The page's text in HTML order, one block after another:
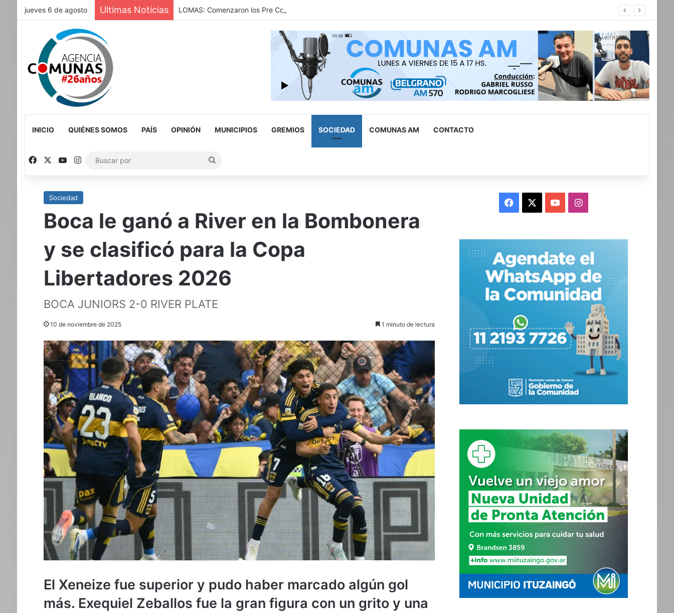
jueves 6 de agosto Ultimas Noticias LOMAS: Comenzaron los Pre Congresos Territoriales de la Comunidad 2026
INICIO QUIÉNES SOMOS PAÍS OPINIÓN MUNICIPIOS GREMIOS SOCIEDAD COMUNAS AM CONTACTO
FacebookYouTube
Instagram
por
Sociedad
Boca le ganó a River en la Bombonera
y se clasificó para la Copa
Libertadores 2026
BOCA JUNIORS 2-0 RIVER PLATE
10 de noviembre de 2025 1 minuto de lectura
El Xeneize fue superior y pudo haber marcado algún gol
más. Exequiel Zeballos fue la gran figura con un grito y una
Facebook YouTubeInstagram